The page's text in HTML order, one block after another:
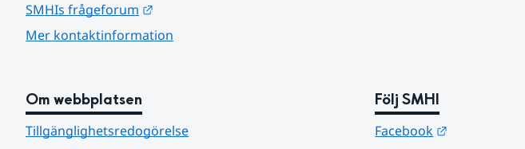
SMHIs frågeforum
Mer kontaktinformation
Om webbplatsen
Tillgänglighetsredogörelse
Följ SMHI
Facebook